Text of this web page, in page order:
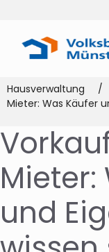
springen
Hausverwaltung /
Mieter: Was Käufer
Mieter:
und